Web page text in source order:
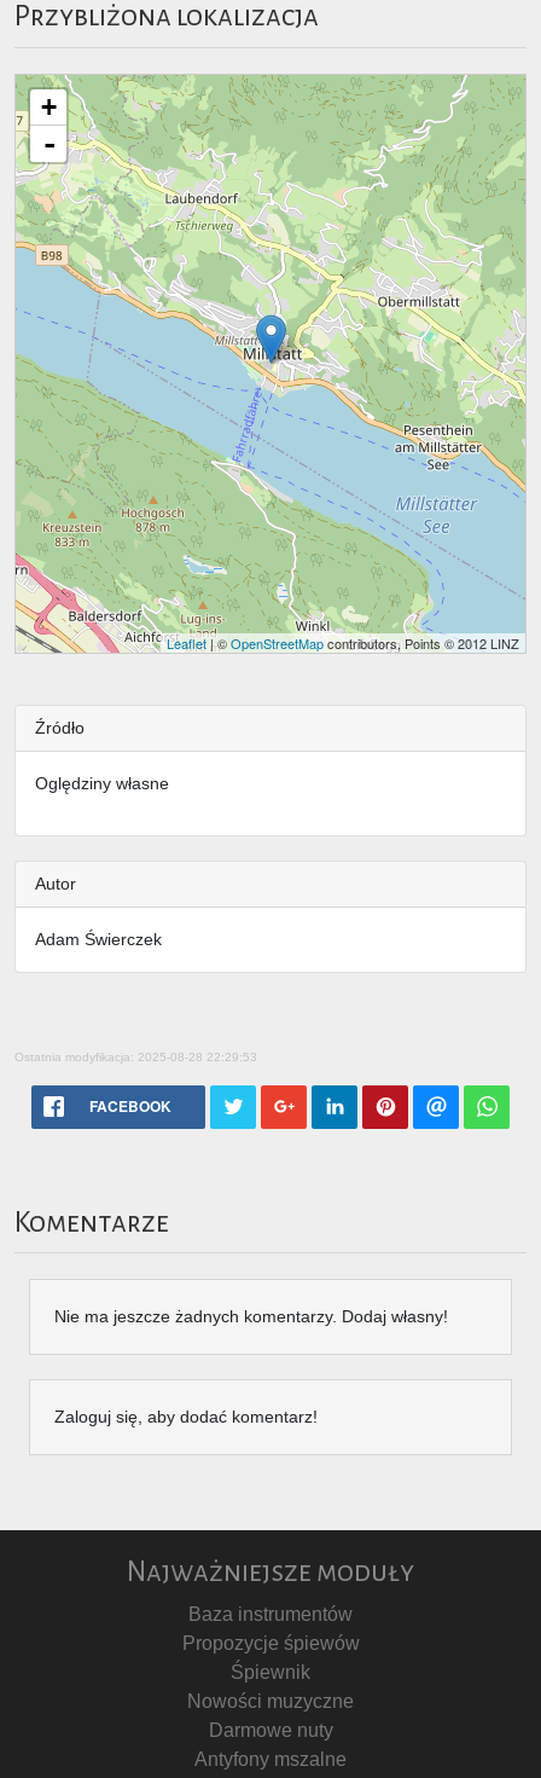
Przybliżona lokalizacja
+
-
Leaflet| ©OpenStreetMapcontributors, Points © 2012 LINZ
Źródło
Oględziny własne
Autor
Adam Świerczek
Ostatnia modyfikacja: 2025-08-28 22:29:53
FACEBOOK
Komentarze
Nie ma jeszcze żadnych komentarzy. Dodaj własny!
Zaloguj się, aby dodać komentarz!
Najważniejsze moduły
Baza instrumentów
Propozycje śpiewów
Śpiewnik
Nowości muzyczne
Darmowe nuty
Antyfony mszalne